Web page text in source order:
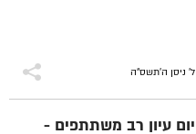
ל' ניסן ה׳תשס״ה
יום עיון רב משתתפים -